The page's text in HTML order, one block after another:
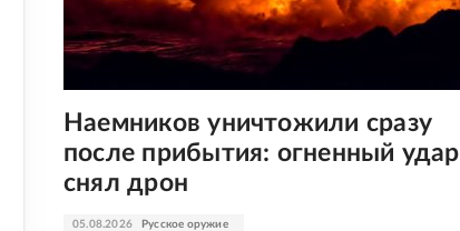
05.08.2026 Русское оружие
Наемников уничтожили сразу
после прибытия: огненный удар
снял дрон